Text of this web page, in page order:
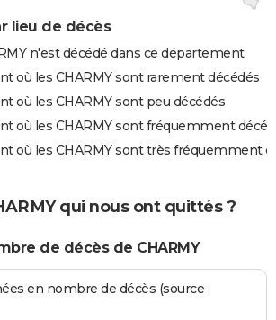
lieu de décès
n'est décédé dans ce département
où les CHARMY sont rarement décédés
où les CHARMY sont peu décédés
où les CHARMY sont fréquemment
où les CHARMY sont très fréquemment
qui nous ont quittés ?
de décès de CHARMY
en nombre de décès (source :